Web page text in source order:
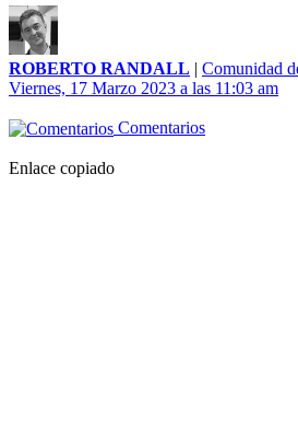
ROBERTO RANDALL | Comunidad
Viernes, 17 Marzo 2023 a las 11:03 am
Comentarios
Enlace copiado